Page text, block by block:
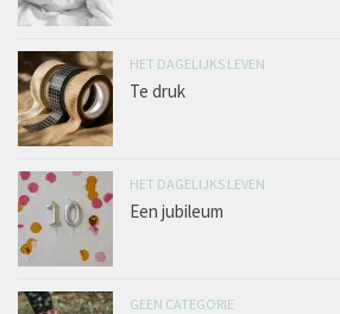
HET DAGELIJKS LEVEN
Te druk
HET DAGELIJKS LEVEN
Een jubileum
GEEN CATEGORIE